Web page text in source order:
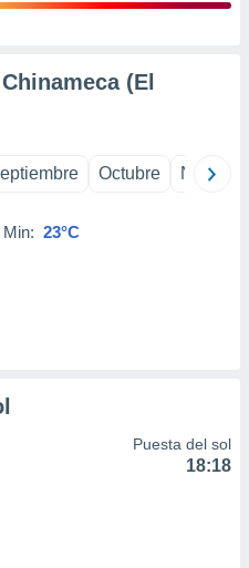
(El
Octubre
Min: 23°C
Puesta del sol
18:18